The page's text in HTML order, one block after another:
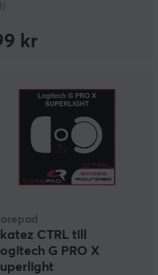
kr
CTRL till
G PRO X